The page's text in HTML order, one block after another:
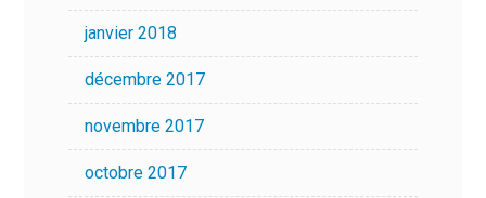
janvier 2018
décembre 2017
novembre 2017
octobre 2017